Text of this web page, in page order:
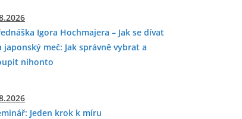
Igora Hochmajera – Jak se dívat
japonský meč: Jak správně vybrat a
nihonto
Jeden krok k míru